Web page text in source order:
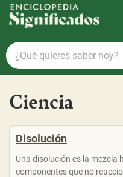
Enciclopedia Significados
¿Qué
quieres
saber
hoy?
Ciencia
Disolución
Una disolución es la mezcla
componentes que no